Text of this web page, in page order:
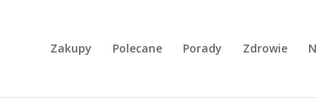
Zakupy Polecane Porady Zdrowie